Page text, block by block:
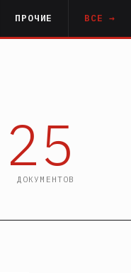
ПРОЧИЕ ВСЕ →
25
ДОКУМЕНТОВ